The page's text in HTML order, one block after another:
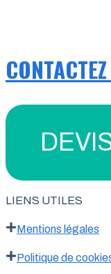
LIENS UTILES
Mentions légales
Politique de